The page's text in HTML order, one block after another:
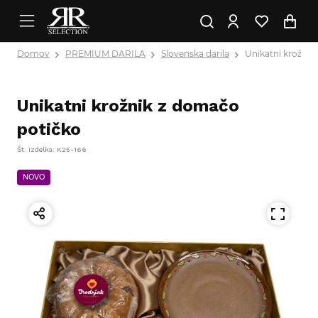
Domov PREMIUM DARILA Slovenska darila Unikatni
Unikatni krožnik z domačo
potičko
Št. izdelka: K25-166
NOVO